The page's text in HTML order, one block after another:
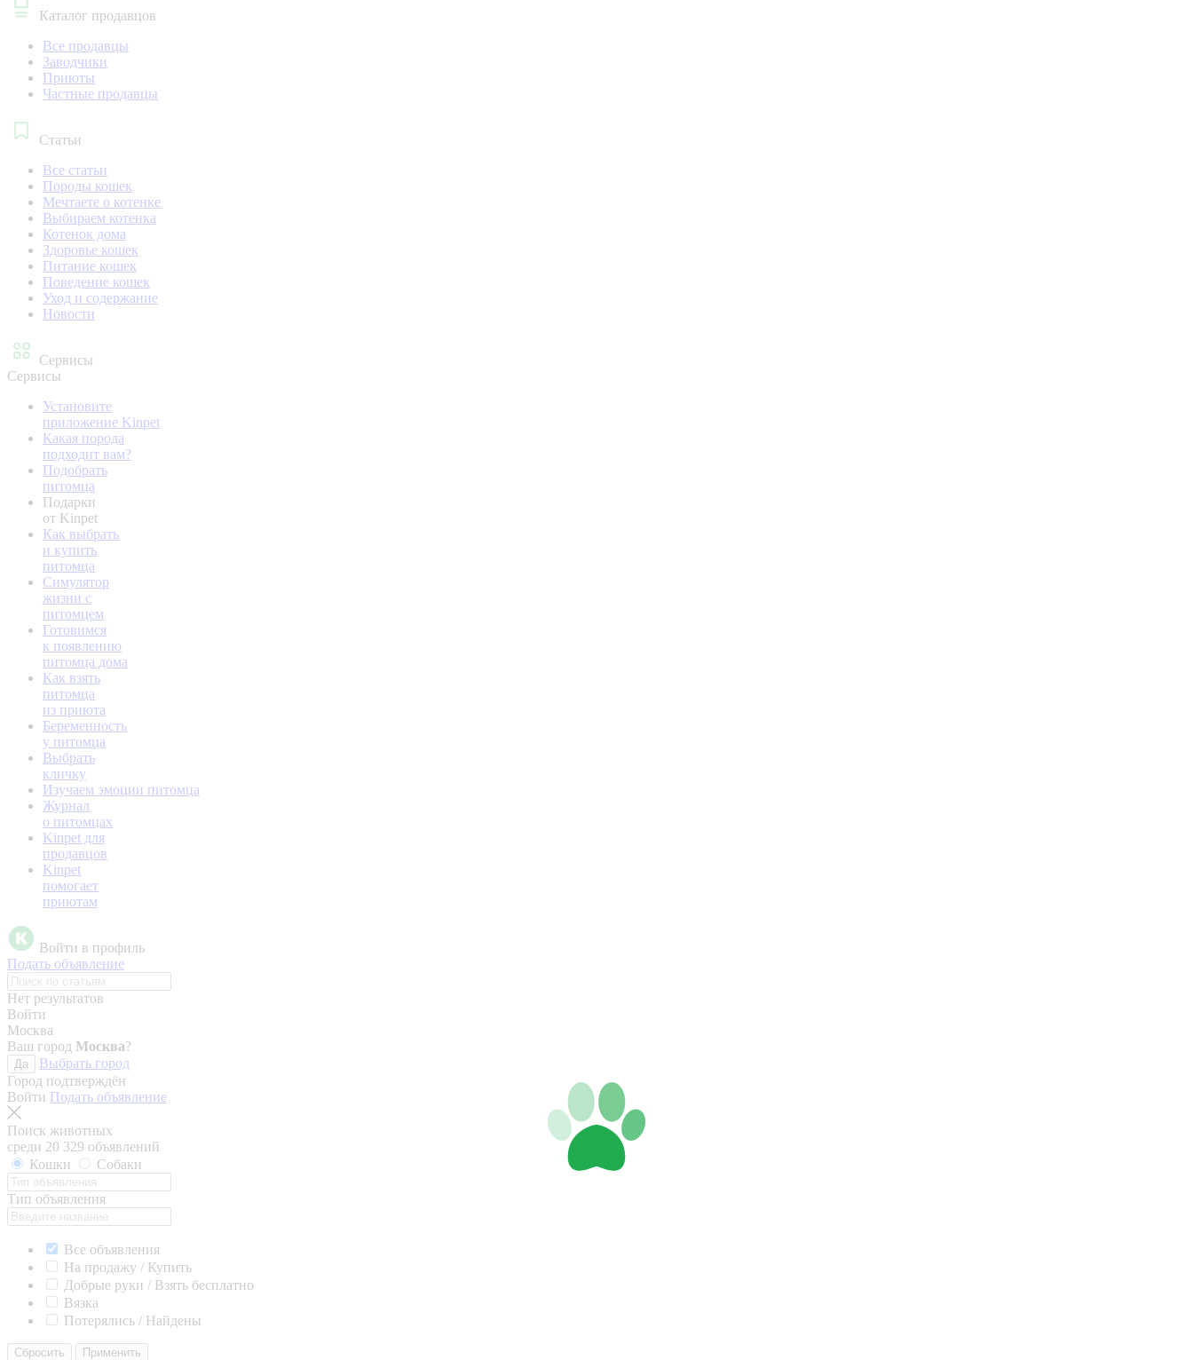
Каталог продавцов
Все продавцы
Заводчики
Приюты
Частные продавцы
Статьи
Все статьи
Породы кошек
Мечтаете о котенке
Выбираем котенка
Котенок дома
Здоровье кошек
Питание кошек
Поведение кошек
Уход и содержание
Новости
Сервисы
Сервисы
Установите
приложение Kinpet
Какая порода
подходит вам?
Подобрать
питомца
Подарки
от Kinpet
Как выбрать
и купить
питомца
Симулятор
жизни с
питомцем
Готовимся
к появлению
питомца дома
Как взять
питомца
из приюта
Беременность
у питомца
Выбрать
кличку
Изучаем эмоции питомца
Журнал
о питомцах
Kinpet для
продавцов
Kinpet
помогает
приютам
Войти в профиль
Подать объявление
Нет результатов
Войти
Москва
Ваш город Москва?
Да
Выбрать город
Город подтверждён
Войти Подать объявление
Поиск животных
среди 20 329 объявлений
Кошки
Собаки
Тип объявления
Все объявления
На продажу / Купить
Добрые руки / Взять бесплатно
Вязка
Потерялись / Найдены
Сбросить Применить